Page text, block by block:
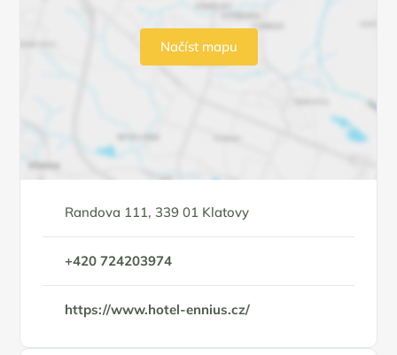
Načíst mapu
Randova 111, 339 01 Klatovy
+420 724203974
https://www.hotel-ennius.cz/